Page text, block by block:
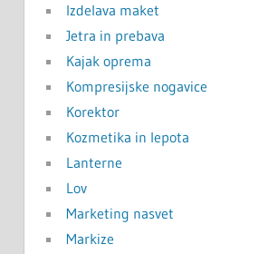
Izdelava maket
Jetra in prebava
Kajak oprema
Kompresijske nogavice
Korektor
Kozmetika in lepota
Lanterne
Lov
Marketing nasvet
Markize